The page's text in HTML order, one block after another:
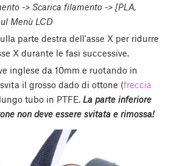
-> Scarica filamento -> [PLA,
Menù LCD
parte destra dell'asse X per ridurre
X durante le fasi successive.
inglese da 10mm e ruotando in
il grosso dado di ottone (freccia
tubo in PTFE. La parte inferiore
non deve essere svitata e rimossa!